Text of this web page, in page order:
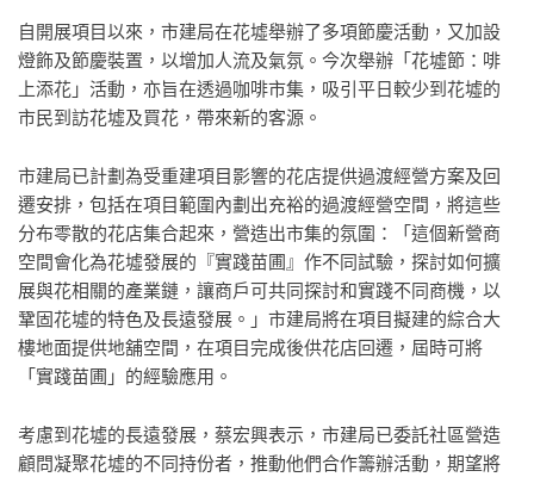
自開展項目以來，市建局在花墟舉辦了多項節慶活動，又加設
燈飾及節慶裝置，以增加人流及氣氛。今次舉辦「花墟節：啡
上添花」活動，亦旨在透過咖啡市集，吸引平日較少到花墟的
市民到訪花墟及買花，帶來新的客源。
市建局已計劃為受重建項目影響的花店提供過渡經營方案及回
遷安排，包括在項目範圍內劃出充裕的過渡經營空間，將這些
分布零散的花店集合起來，營造出市集的氛圍：「這個新營商
空間會化為花墟發展的『實踐苗圃』作不同試驗，探討如何擴
展與花相關的產業鏈，讓商戶可共同探討和實踐不同商機，以
鞏固花墟的特色及長遠發展。」市建局將在項目擬建的綜合大
樓地面提供地舖空間，在項目完成後供花店回遷，屆時可將
「實踐苗圃」的經驗應用。
考慮到花墟的長遠發展，蔡宏興表示，市建局已委託社區營造
顧問凝聚花墟的不同持份者，推動他們合作籌辦活動，期望將